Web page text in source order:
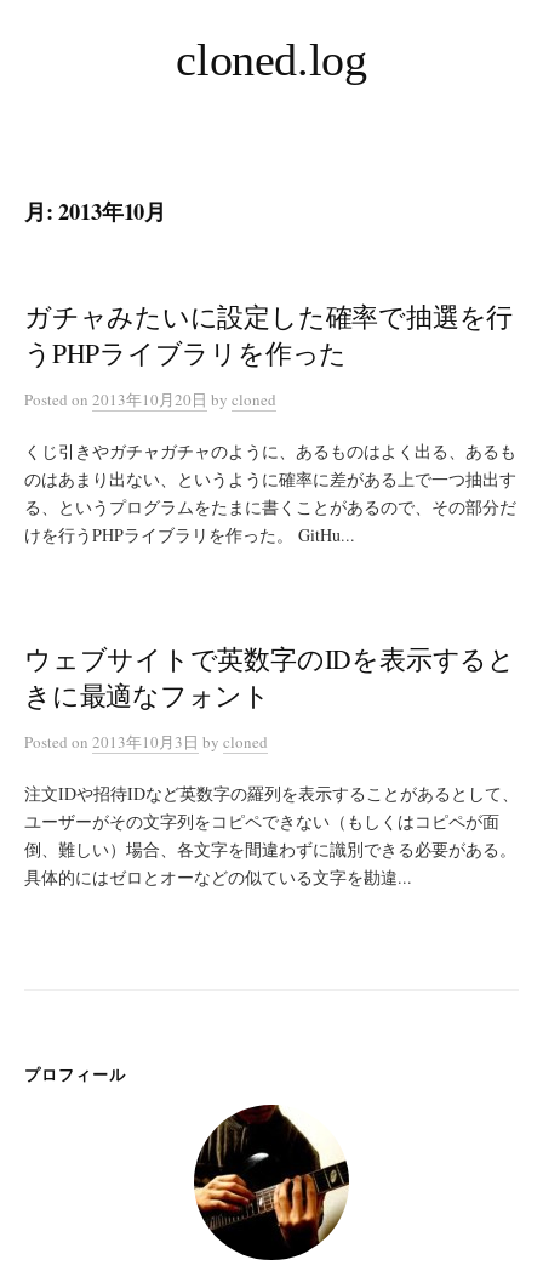
ス
プ
cloned.log
月:2013年10月
ガチャみたいに設定した確率で抽選を行
うPHPライブラリを作った
Posted on 2013年10月20日 by cloned
くじ引きやガチャガチャのように、あるものはよく出る、あるも
のはあまり出ない、というように確率に差がある上で一つ抽出す
る、というプログラムをたまに書くことがあるので、その部分だ
けを行うPHPライブラリを作った。 GitHu...
ウェブサイトで英数字のIDを表示すると
きに最適なフォント
Posted on 2013年10月3日 by cloned
注文IDや招待IDなど英数字の羅列を表示することがあるとして、
ユーザーがその文字列をコピペできない（もしくはコピペが面
倒、難しい）場合、各文字を間違わずに識別できる必要がある。
具体的にはゼロとオーなどの似ている文字を勘違...
プロフィール